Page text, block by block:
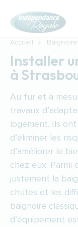
Accueil
Installer
à
Au fur et à
travaux
logement. Ils
d’éliminer les
d’améliorer le
chez eux. Parmi
justement la
chutes et les
baignoire
d’équipement